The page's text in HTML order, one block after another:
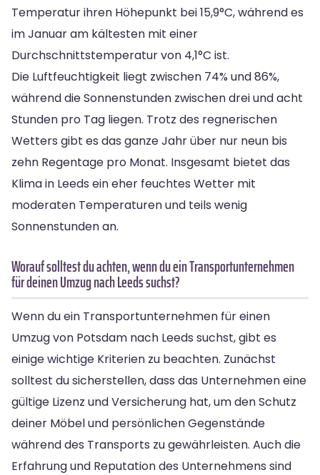
Temperatur ihren Höhepunkt bei 15,9°C, während es
im Januar am kältesten mit einer
Durchschnittstemperatur von 4,1°C ist.
Die Luftfeuchtigkeit liegt zwischen 74% und 86%,
während die Sonnenstunden zwischen drei und acht
Stunden pro Tag liegen. Trotz des regnerischen
Wetters gibt es das ganze Jahr über nur neun bis
zehn Regentage pro Monat. Insgesamt bietet das
Klima in Leeds ein eher feuchtes Wetter mit
moderaten Temperaturen und teils wenig
Sonnenstunden an.
Worauf solltest du achten, wenn du ein Transportunternehmen
für deinen Umzug nach Leeds suchst?
Wenn du ein Transportunternehmen für einen
Umzug von Potsdam nach Leeds suchst, gibt es
einige wichtige Kriterien zu beachten. Zunächst
solltest du sicherstellen, dass das Unternehmen eine
gültige Lizenz und Versicherung hat, um den Schutz
deiner Möbel und persönlichen Gegenstände
während des Transports zu gewährleisten. Auch die
Erfahrung und Reputation des Unternehmens sind